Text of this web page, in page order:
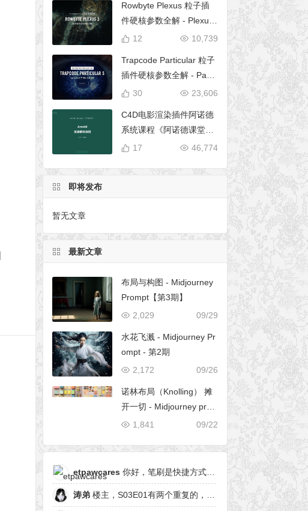
Rowbyte Plexus 粒子插
件硬核参数全解 - Plexus
完全使用手册
10,739
12
Trapcode Particular 粒子
插件硬核参数全解 - Parti
cular 5 完全使用手册23,606
30
C4D电影渲染插件阿诺德
系统课程《阿诺德课堂之
玉清境》
46,774
17
即将发布
暂无文章
最新文章
布局与构图 - Midjourney
Prompt【第3期】
09/29
2,029
水花飞溅 - Midjourney Pr
ompt - 第2期
09/26
2,172
诺林布局（Knolling） 摊
开一切 - Midjourney pro
mpt
09/22
1,841
etpawcares 你好，笔刷是快捷方式，有原笔刷么
涛弟 楼主，S03E01有两个重复的，另一个是粒子形态